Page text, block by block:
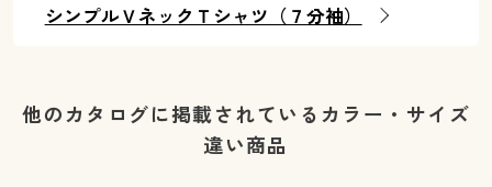
シンプルＶネックＴシャツ（７分袖）
他のカタログに掲載されているカラー・サイズ
違い商品